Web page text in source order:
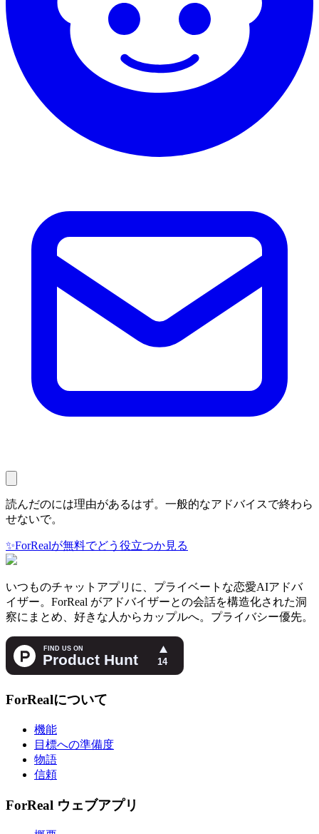
読んだのには理由があるはず。一般的なアドバイスで終わら
せないで。
✨ForRealが無料でどう役立つか見る
いつものチャットアプリに、プライベートな恋愛AIアドバ
イザー。ForReal がアドバイザーとの会話を構造化された洞
察にまとめ、好きな人からカップルへ。プライバシー優先。
ForRealについて
機能
目標への準備度
物語
信頼
ForReal ウェブアプリ